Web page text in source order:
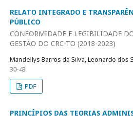
RELATO INTEGRADO E
PÚBLICO
CONFORMIDADE E LEGIBILIDADE
GESTÃO DO CRC-TO (2018-2023)
Mandellys Barros da Silva, Leonardo dos
30-43
PDF
PRINCÍPIOS DAS TEORIAS